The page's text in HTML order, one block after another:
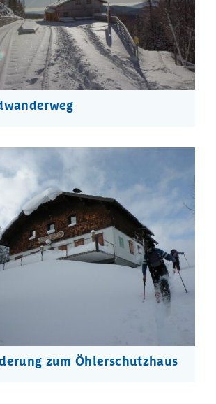
zum Öhlerschutzhaus